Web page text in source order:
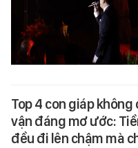
Top 4 con giáp
vận đáng mơ ước:
đều đi lên chậm mà